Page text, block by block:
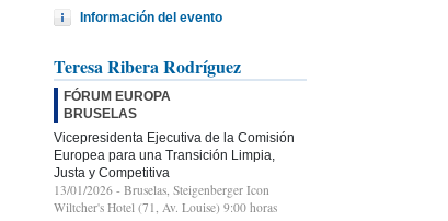
Información del evento
Teresa Ribera Rodríguez
FÓRUM EUROPA
BRUSELAS
Vicepresidenta Ejecutiva de la Comisión
Europea para una Transición Limpia,
Justa y Competitiva
13/01/2026 - Bruselas, Steigenberger Icon
Wiltcher's Hotel (71, Av. Louise) 9:00 horas